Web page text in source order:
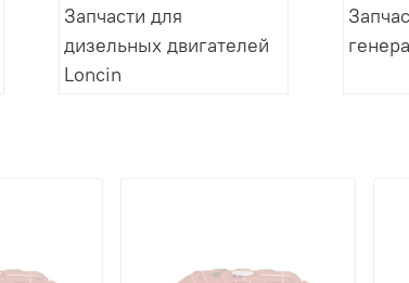
Запчасти для
дизельных двигателей
Loncin